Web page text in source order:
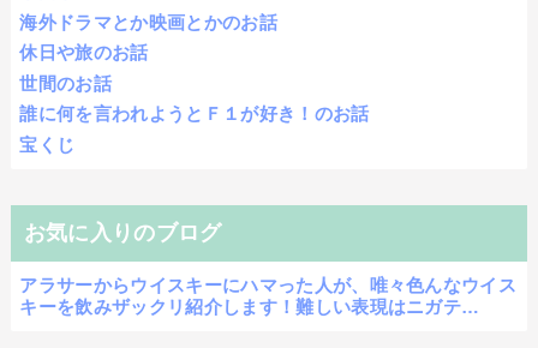
海外ドラマとか映画とかのお話
休日や旅のお話
世間のお話
誰に何を言われようとＦ１が好き！のお話
宝くじ
お気に入りのブログ
アラサーからウイスキーにハマった人が、唯々色んなウイス
キーを飲みザックリ紹介します！難しい表現はニガテ…